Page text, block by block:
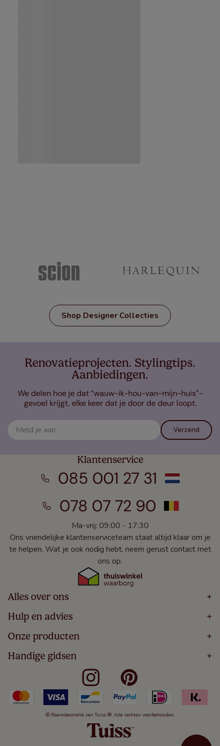
Shop Designer Collecties
Renovatieprojecten. Stylingtips.
Aanbiedingen.
We delen hoe je dat “wauw-ik-hou-van-mijn-huis”-
gevoel krijgt, elke keer dat je door de deur loopt.
Verzend
Klantenservice
085 001 27 31
078 07 72 90
Ma-vrij: 09:00 - 17:30
Ons vriendelijke klantenserviceteam staat altijd klaar om je
te helpen. Wat je ook nodig hebt, neem gerust contact met
ons op.
Alles over ons +
Home
Over
Bestellen
Winacties
Veelgestelde Vragen
Hulp en advies +
Volg Je Bestelling
Levering
5 Jaar Garantie
Algemene Voorwaarden
Kindveiligheid
Cookies
Herroepingsrecht
Onze producten +
Houten Jaloezieën
Rolgordijnen
Verticale Jaloezieën
Duo Rolgordijnen
Duo Plisségordijnen
Handige gidsen +
Meten Voor Raamdecoratie
Badkamer Raamdecoratie
Slaapkamer Raamdecoratie
Keuken Raamdecoratie
De Jaloezieën Gids
Jaloezieënwoordenboek
© Raamdecoratie van Tuiss ®. Alle rechten voorbehouden.